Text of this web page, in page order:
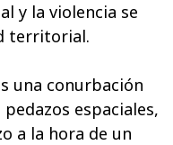
y la violencia se
territorial.
una conurbación
espaciales,
a la hora de un